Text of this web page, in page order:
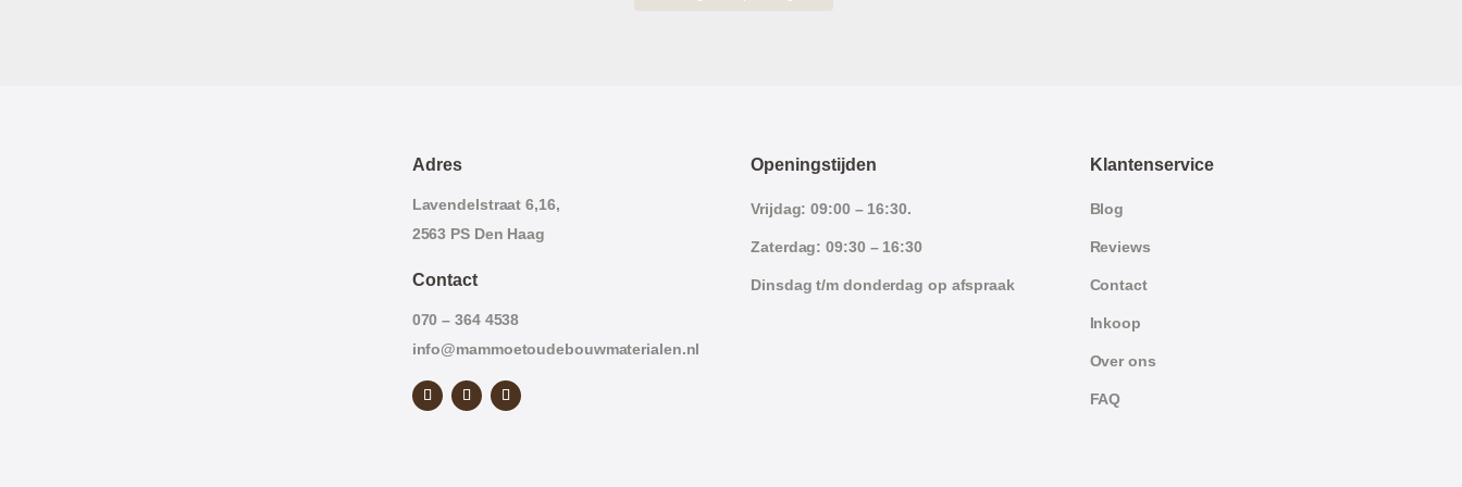
Adres
Lavendelstraat 6,16,
2563 PS Den Haag
Contact
070 – 364 4538
info@mammoetoudebouwmaterialen.nl
Openingstijden
Vrijdag: 09:00 – 16:30.
Zaterdag: 09:30 – 16:30
Dinsdag t/m donderdag op afspraak
Klantenservice
Blog
Reviews
Contact
Inkoop
Over ons
FAQ